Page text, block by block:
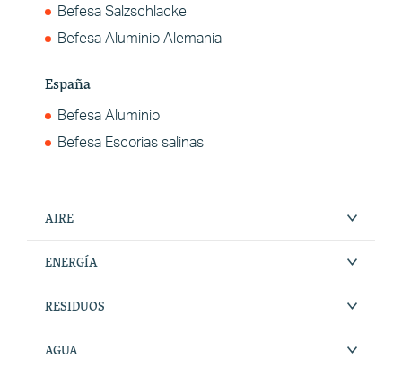
Befesa Salzschlacke
Befesa Aluminio Alemania
España
Befesa Aluminio
Befesa Escorias salinas
AIRE
ENERGÍA
RESIDUOS
AGUA